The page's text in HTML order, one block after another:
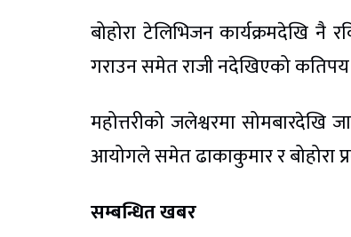
बोहोरा टेलिभिजन कार्यक्रमदेखि नै
गराउन समेत राजी नदेखिएको
महोत्तरीको जलेश्वरमा
आयोगले समेत ढाकाकुमार र
सम्बन्धित खबर